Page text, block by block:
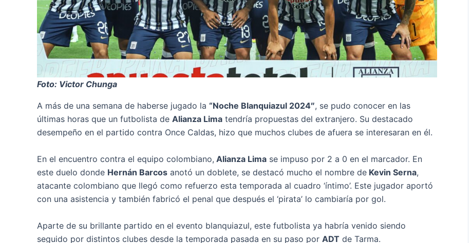
Foto: Victor Chunga
A más de una semana de haberse jugado la “Noche Blanquiazul 2024″, se pudo conocer en las
últimas horas que un futbolista de Alianza Lima tendría propuestas del extranjero. Su destacado
desempeño en el partido contra Once Caldas, hizo que muchos clubes de afuera se interesaran en él.
En el encuentro contra el equipo colombiano, Alianza Lima se impuso por 2 a 0 en el marcador. En
este duelo donde Hernán Barcos anotó un doblete, se destacó mucho el nombre de Kevin Serna,
atacante colombiano que llegó como refuerzo esta temporada al cuadro ‘íntimo’. Este jugador aportó
con una asistencia y también fabricó el penal que después el ‘pirata’ lo cambiaría por gol.
Aparte de su brillante partido en el evento blanquiazul, este futbolista ya habría venido siendo
seguido por distintos clubes desde la temporada pasada en su paso por ADT de Tarma.